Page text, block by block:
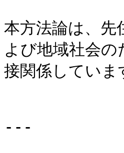
本方法論は、先
よび地域社会
接関係していま
---